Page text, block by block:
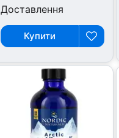
Доставлення
Купити